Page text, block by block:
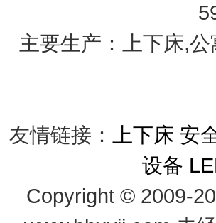
主要生产：上下床,
友情链接： 上下床 安
设备
Copyright © 2009-